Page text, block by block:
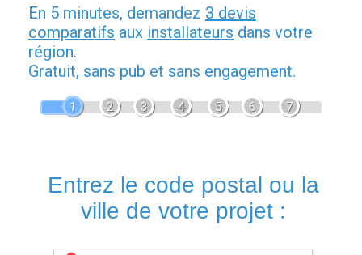
En 5 minutes, demandez 3 devis
comparatifs aux installateurs dans votre
région.
Gratuit, sans pub et sans engagement.
1 2 3 4 5 6 7
Entrez le code postal ou la
ville de votre projet :